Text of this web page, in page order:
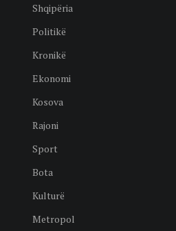
Shqipëria
Politikë
Kronikë
Ekonomi
Kosova
Rajoni
Sport
Bota
Kulturë
Metropol